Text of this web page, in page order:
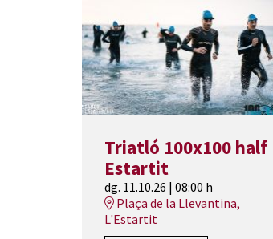
Triatló 100x100 half
Estartit
dg. 11.10.26 | 08:00 h
Plaça de la Llevantina,
L'Estartit